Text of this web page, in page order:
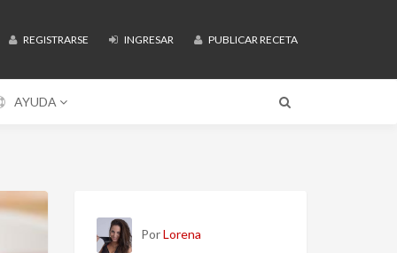
REGISTRARSE INGRESAR PUBLICAR RECETA
AYUDA
PorLorena